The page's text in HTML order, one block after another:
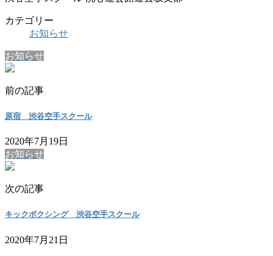
カテゴリー
お知らせ
お知らせ
前の記事
原宿 渋谷空手スクール
2020年7月19日
お知らせ
次の記事
キックボクシング 渋谷空手スクール
2020年7月21日